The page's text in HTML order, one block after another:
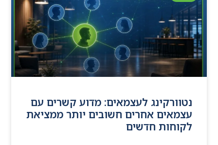
נטוורקינג לעצמאים: מדוע קשרים עם
עצמאים אחרים חשובים יותר ממציאת
לקוחות חדשים